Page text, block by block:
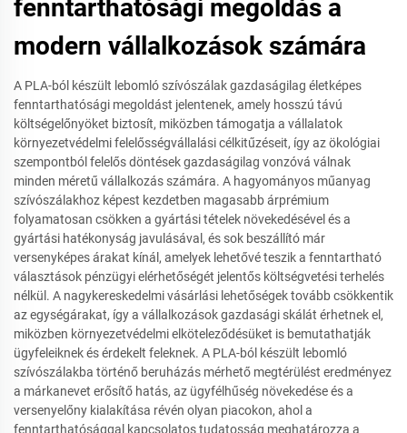
fenntarthatósági megoldás a
modern vállalkozások számára
A PLA-ból készült lebomló szívószálak gazdaságilag életképes
fenntarthatósági megoldást jelentenek, amely hosszú távú
költségelőnyöket biztosít, miközben támogatja a vállalatok
környezetvédelmi felelősségvállalási célkitűzéseit, így az ökológiai
szempontból felelős döntések gazdaságilag vonzóvá válnak
minden méretű vállalkozás számára. A hagyományos műanyag
szívószálakhoz képest kezdetben magasabb árprémium
folyamatosan csökken a gyártási tételek növekedésével és a
gyártási hatékonyság javulásával, és sok beszállító már
versenyképes árakat kínál, amelyek lehetővé teszik a fenntartható
választások pénzügyi elérhetőségét jelentős költségvetési terhelés
nélkül. A nagykereskedelmi vásárlási lehetőségek tovább csökkentik
az egységárakat, így a vállalkozások gazdasági skálát érhetnek el,
miközben környezetvédelmi elköteleződésüket is bemutathatják
ügyfeleiknek és érdekelt feleknek. A PLA-ból készült lebomló
szívószálakba történő beruházás mérhető megtérülést eredményez
a márkanevet erősítő hatás, az ügyfélhűség növekedése és a
versenyelőny kialakítása révén olyan piacokon, ahol a
fenntarthatósággal kapcsolatos tudatosság meghatározza a